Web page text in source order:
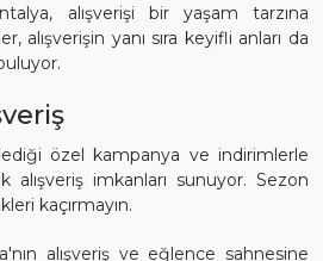
alışverişi bir yaşam tarzına
alışverişin yanı sıra keyifli anları da
özel kampanya ve indirimlerle
alışveriş imkanları sunuyor. Sezon
kaçırmayın.
alışveriş ve eğlence sahnesine